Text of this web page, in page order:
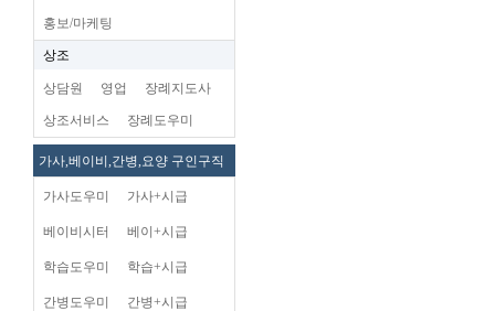
홍보/마케팅
상조
상담원 영업 장례지도사
상조서비스 장례도우미
가사,베이비,간병,요양 구인구직
가사도우미 가사+시급
베이비시터 베이+시급
학습도우미 학습+시급
간병도우미 간병+시급